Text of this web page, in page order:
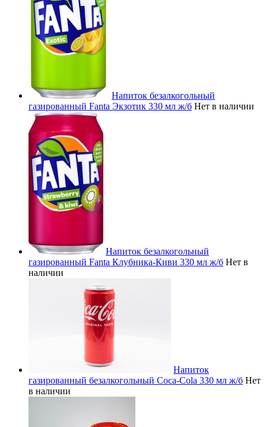
Напиток безалкогольный
газированный Fanta Экзотик 330 мл ж/б Нет в наличии
Напиток безалкогольный
газированный Fanta Клубника-Киви 330 мл ж/б Нет в
наличии
Напиток
газированный безалкогольный Coca-Cola 330 мл ж/б Нет
в наличии